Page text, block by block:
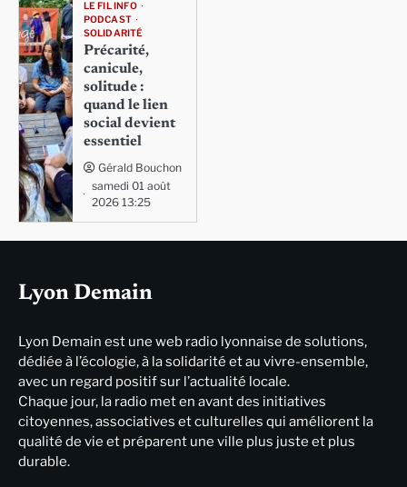
LE FIL INFO
PODCAST
SOLIDARITÉ
Précarité,
canicule,
solitude :
quand le lien
social devient
essentiel
Gérald Bouchon
samedi 01 août
2026 13:25
Lyon Demain
Lyon Demain est une web radio lyonnaise de solutions,
dédiée à l’écologie, à la solidarité et au vivre-ensemble,
avec un regard positif sur l’actualité locale.
Chaque jour, la radio met en avant des initiatives
citoyennes, associatives et culturelles qui améliorent la
qualité de vie et préparent une ville plus juste et plus
durable.